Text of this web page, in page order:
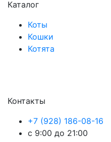
Каталог
Коты
Кошки
Котята
Контакты
+7 (928) 186-08-16
с 9:00 до 21:00